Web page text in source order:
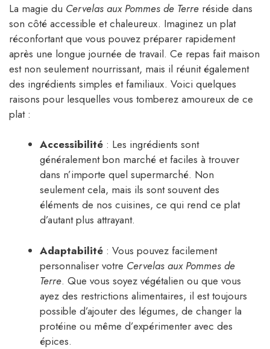
La magie du Cervelas aux Pommes de Terre réside dans
son côté accessible et chaleureux. Imaginez un plat
réconfortant que vous pouvez préparer rapidement
après une longue journée de travail. Ce repas fait maison
est non seulement nourrissant, mais il réunit également
des ingrédients simples et familiaux. Voici quelques
raisons pour lesquelles vous tomberez amoureux de ce
plat :
Accessibilité : Les ingrédients sont
généralement bon marché et faciles à trouver
dans n’importe quel supermarché. Non
seulement cela, mais ils sont souvent des
éléments de nos cuisines, ce qui rend ce plat
d’autant plus attrayant.
Adaptabilité : Vous pouvez facilement
personnaliser votre Cervelas aux Pommes de
Terre. Que vous soyez végétalien ou que vous
ayez des restrictions alimentaires, il est toujours
possible d’ajouter des légumes, de changer la
protéine ou même d’expérimenter avec des
épices.